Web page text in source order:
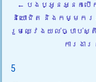
← បងប្អូនអ្នកប
និយោជិត និងកម្មករ
រួមឈ្វេងយល់ច្បាប់
ការងា
5